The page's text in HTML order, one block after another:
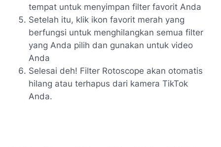
tempat untuk menyimpan filter favorit Anda
Setelah itu, klik ikon favorit merah yang
berfungsi untuk menghilangkan semua filter
yang Anda pilih dan gunakan untuk video
Anda
Selesai deh! Filter Rotoscope akan otomatis
hilang atau terhapus dari kamera TikTok
Anda.